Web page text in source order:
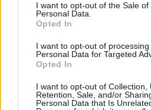
I want to opt-out of the Sale of
Personal Data.
Opted In
I want to opt-out of processing
Personal Data for Targeted
Opted In
I want to opt-out of Collection,
Retention, Sale, and/or
Personal Data that Is
00:00